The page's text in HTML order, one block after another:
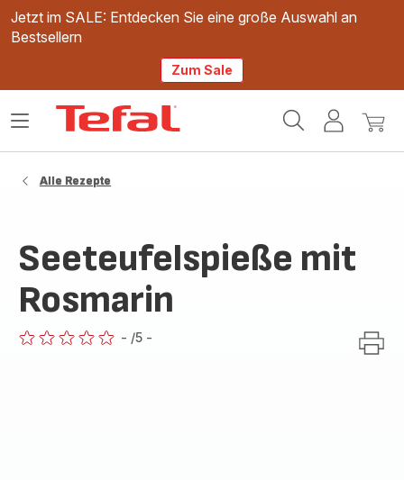
Jetzt im SALE: Entdecken Sie eine große Auswahl an
Bestsellern
Zum Sale
Mein
Mein
Das
Alle Rezepte
Seeteufelspieße mit
Rosmarin
- /5 -